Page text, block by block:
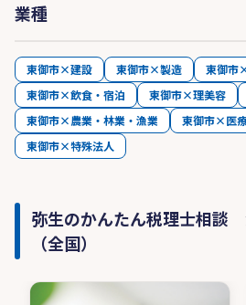
業種
東御市×建設 東御市×製造
東御市
東御市×飲食・宿泊
東御市×理美容
東御市×農業・林業・漁業
東御市×医
東御市×特殊法人
弥生のかんたん税理士相談
（全国）